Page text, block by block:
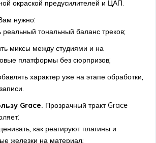
окраской предусилителей и ЦАП.
нужно:
реальный тональный баланс треков;
миксы между студиями и на
платформы без сюрпризов;
характер уже на этапе обработки,
Grace. Прозрачный тракт Grace
как реагируют плагины и
железки на материал;